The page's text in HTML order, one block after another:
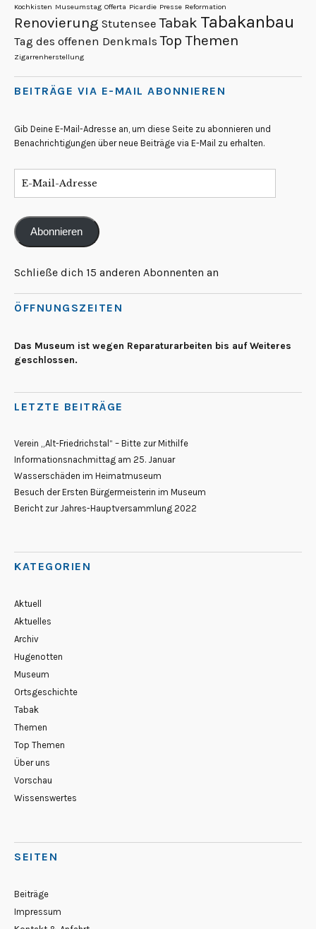
Kochkisten Museumstag Offerta Picardie Presse Reformation
Renovierung Stutensee Tabak Tabakanbau
Tag des offenen Denkmals Top Themen
Zigarrenherstellung
BEITRÄGE VIA E-MAIL ABONNIEREN
Gib Deine E-Mail-Adresse an, um diese Seite zu abonnieren und
Benachrichtigungen über neue Beiträge via E-Mail zu erhalten.
Abonnieren
Schließe dich 15 anderen Abonnenten an
ÖFFNUNGSZEITEN
Das Museum ist wegen Reparaturarbeiten bis auf Weiteres
geschlossen.
LETZTE BEITRÄGE
Verein „Alt-Friedrichstal“ – Bitte zur Mithilfe
Informationsnachmittag am 25. Januar
Wasserschäden im Heimatmuseum
Besuch der Ersten Bürgermeisterin im Museum
Bericht zur Jahres-Hauptversammlung 2022
KATEGORIEN
Aktuell
Aktuelles
Archiv
Hugenotten
Museum
Ortsgeschichte
Tabak
Themen
Top Themen
Über uns
Vorschau
Wissenswertes
SEITEN
Beiträge
Impressum